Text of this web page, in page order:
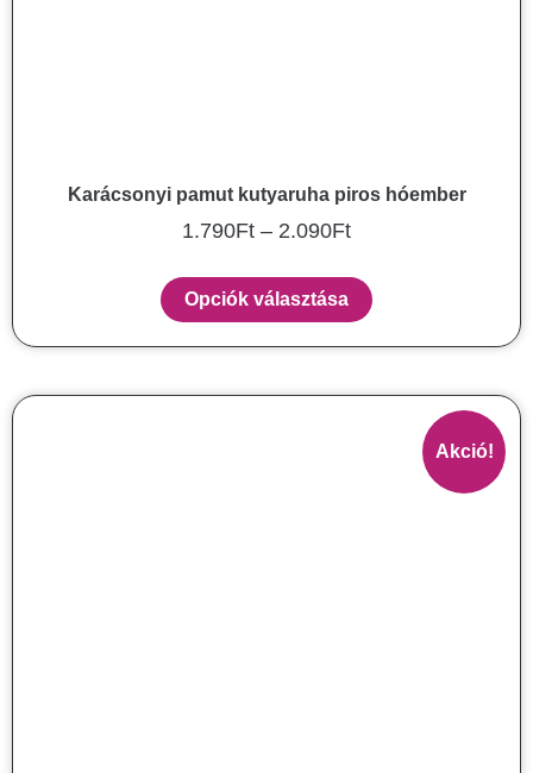
Karácsonyi pamut kutyaruha piros hóember
1.790Ft – 2.090Ft
Opciók választása
Akció!